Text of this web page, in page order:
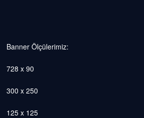
Banner Ölçülerimiz:
728 x 90
300 x 250
125 x 125